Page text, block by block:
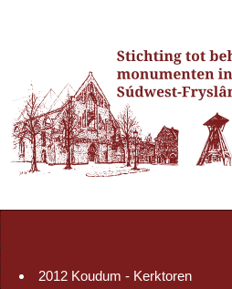
2012 Koudum - Kerktoren